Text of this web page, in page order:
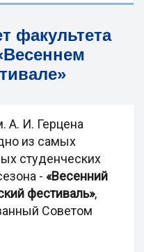
факультета
А. И. Герцена
из самых
студенческих
- «Весенний
фестиваль»,
Советом